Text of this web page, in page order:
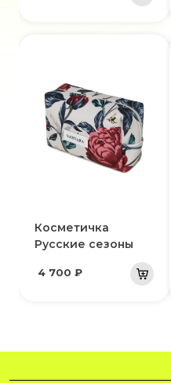
Косметичка
Русские сезоны
4 700 ₽